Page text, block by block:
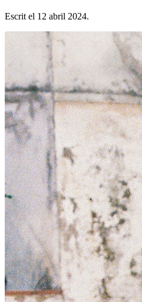
Escrit el 12 abril 2024.